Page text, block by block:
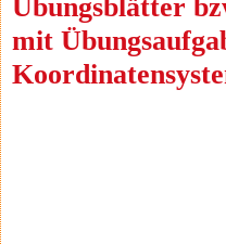
Übungsblätter
mit